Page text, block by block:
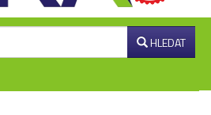
HLEDAT